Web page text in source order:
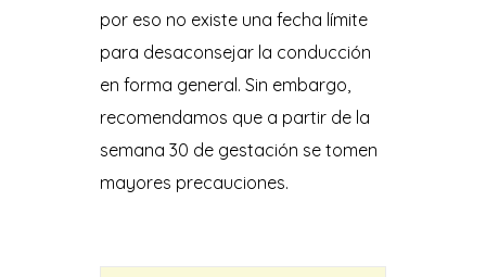
por eso no existe una fecha límite
para desaconsejar la conducción
en forma general. Sin embargo,
recomendamos que a partir de la
semana 30 de gestación se tomen
mayores precauciones.